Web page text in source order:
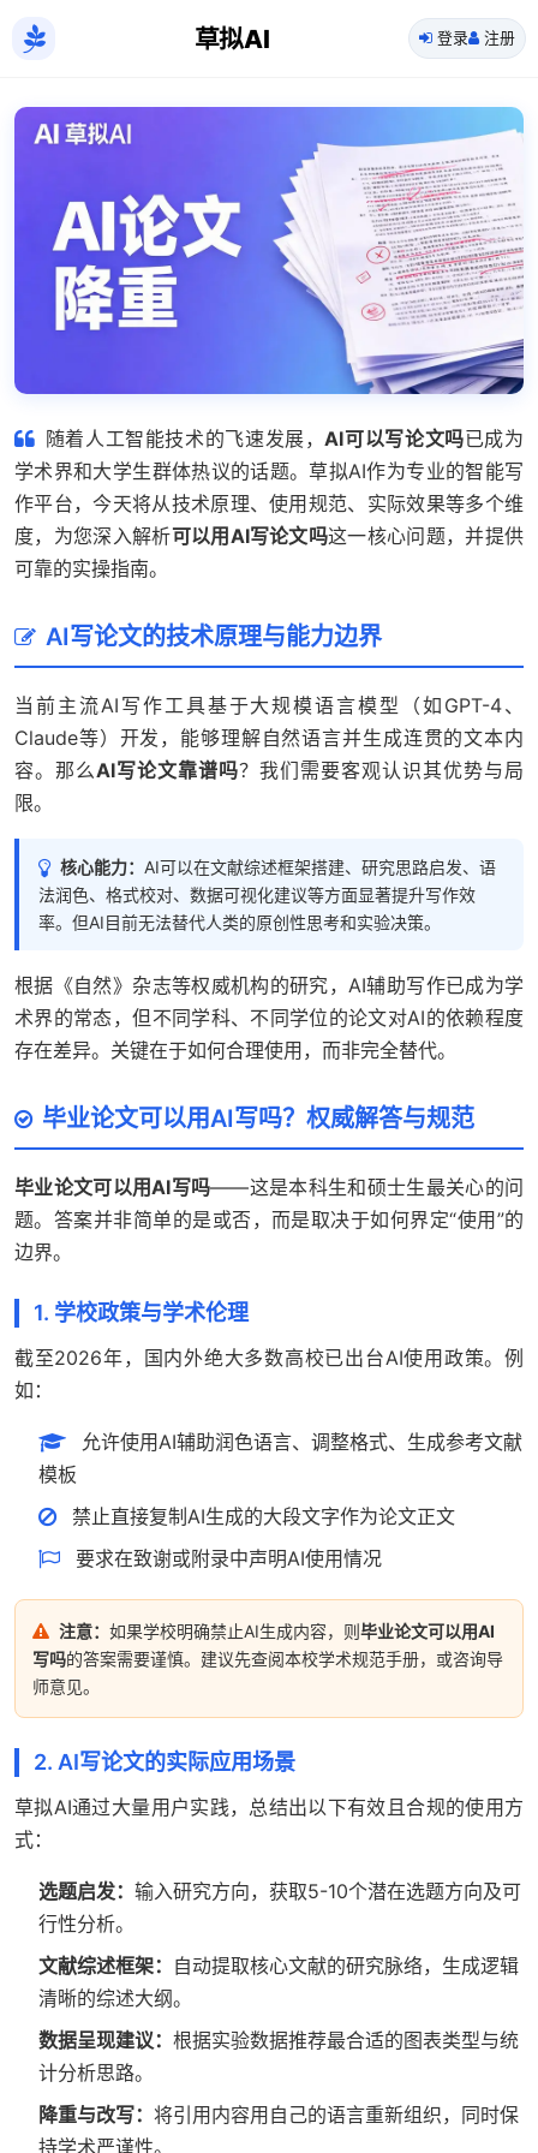
草拟AI 登录 注册
随着人工智能技术的飞速发展，AI可以写论文吗已成为
学术界和大学生群体热议的话题。草拟AI作为专业的智能写
作平台，今天将从技术原理、使用规范、实际效果等多个维
度，为您深入解析可以用AI写论文吗这一核心问题，并提供
可靠的实操指南。
AI写论文的技术原理与能力边界
当前主流AI写作工具基于大规模语言模型（如GPT-4、
Claude等）开发，能够理解自然语言并生成连贯的文本内
容。那么AI写论文靠谱吗？我们需要客观认识其优势与局
限。
核心能力： AI可以在文献综述框架搭建、研究思路启发、语
法润色、格式校对、数据可视化建议等方面显著提升写作效
率。但AI目前无法替代人类的原创性思考和实验决策。
根据《自然》杂志等权威机构的研究，AI辅助写作已成为学
术界的常态，但不同学科、不同学位的论文对AI的依赖程度
存在差异。关键在于如何合理使用，而非完全替代。
毕业论文可以用AI写吗？权威解答与规范
毕业论文可以用AI写吗——这是本科生和硕士生最关心的问
题。答案并非简单的是或否，而是取决于如何界定“使用”的
边界。
1. 学校政策与学术伦理
截至2026年，国内外绝大多数高校已出台AI使用政策。例
如：
允许使用AI辅助润色语言、调整格式、生成参考文献
模板
禁止直接复制AI生成的大段文字作为论文正文
要求在致谢或附录中声明AI使用情况
注意： 如果学校明确禁止AI生成内容，则毕业论文可以用AI
写吗的答案需要谨慎。建议先查阅本校学术规范手册，或咨询导
师意见。
2. AI写论文的实际应用场景
草拟AI通过大量用户实践，总结出以下有效且合规的使用方
式：
选题启发： 输入研究方向，获取5-10个潜在选题方向及可
行性分析。
文献综述框架： 自动提取核心文献的研究脉络，生成逻辑
清晰的综述大纲。
数据呈现建议： 根据实验数据推荐最合适的图表类型与统
计分析思路。
降重与改写： 将引用内容用自己的语言重新组织，同时保
持学术严谨性。